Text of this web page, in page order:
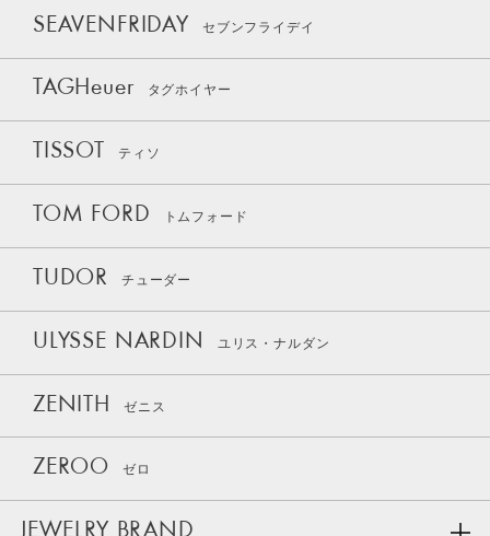
SEAVENFRIDAY セブンフライデイ
TAGHeuer タグホイヤー
TISSOT ティソ
TOM FORD トムフォード
TUDOR チューダー
ULYSSE NARDIN ユリス・ナルダン
ZENITH ゼニス
ZEROO ゼロ